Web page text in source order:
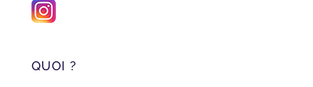
QUOI ?